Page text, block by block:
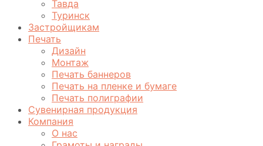
Тавда
Туринск
Застройщикам
Печать
Дизайн
Монтаж
Печать баннеров
Печать на пленке и бумаге
Печать полиграфии
Сувенирная продукция
Компания
О нас